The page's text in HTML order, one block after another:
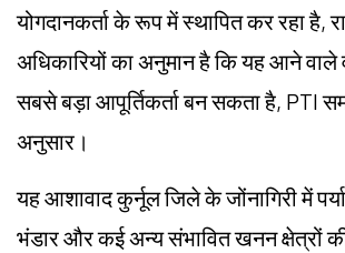
योगदानकर्ता के रूप में स्थापित कर रहा है,
अधिकारियों का अनुमान है कि यह आने वाले
सबसे बड़ा आपूर्तिकर्ता बन सकता है, PTI
अनुसार।
यह आशावाद कुर्नूल जिले के जोंनागिरी में
भंडार और कई अन्य संभावित खनन क्षेत्रों